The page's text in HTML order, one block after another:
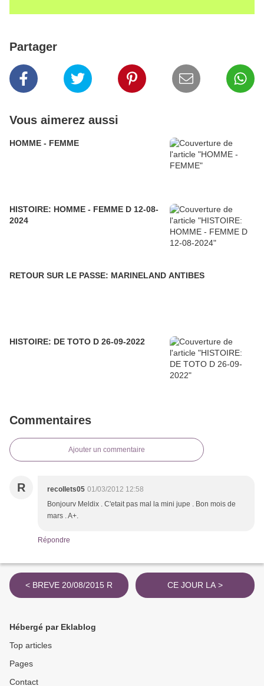
Partager
Vous aimerez aussi
HOMME - FEMME
HISTOIRE: HOMME - FEMME D 12-08-
2024
RETOUR SUR LE PASSE: MARINELAND ANTIBES
HISTOIRE: DE TOTO D 26-09-2022
Commentaires
Ajouter un commentaire
R recollets05 01/03/2012 12:58
Bonjourv Meldix . C'etait pas mal la mini jupe . Bon mois de
mars . A+.
Répondre
< BREVE 20/08/2015 R CE JOUR LA >
Hébergé par Eklablog
Top articles
Pages
Contact